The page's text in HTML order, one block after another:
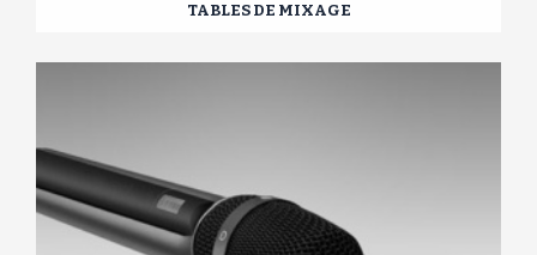
TABLES DE MIXAGE